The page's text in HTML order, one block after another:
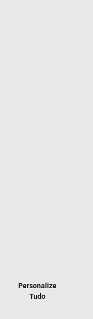
Personalize
Tudo